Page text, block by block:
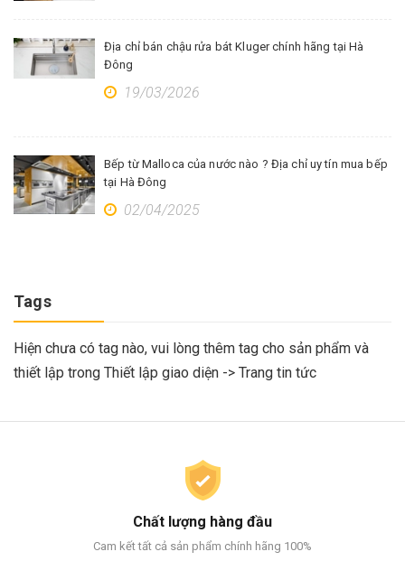
Địa chỉ bán chậu rửa bát Kluger chính hãng tại Hà
Đông
19/03/2026
Bếp từ Malloca của nước nào ? Địa chỉ uy tín mua bếp
tại Hà Đông
02/04/2025
Tags
Hiện chưa có tag nào, vui lòng thêm tag cho sản phẩm và
thiết lập trong Thiết lập giao diện -> Trang tin tức
Chất lượng hàng đầu
Cam kết tất cả sản phẩm chính hãng 100%